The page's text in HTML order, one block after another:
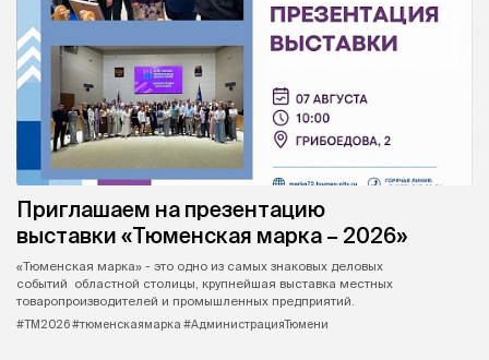
Приглашаем на презентацию
выставки «Тюменская марка – 2026»
«Тюменская марка» - это одно из самых знаковых деловых
событий областной столицы, крупнейшая выставка местных
товаропроизводителей и промышленных предприятий.
#ТМ2026 #тюменскаямарка #АдминистрацияТюмени